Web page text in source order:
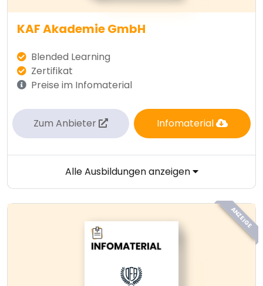
KAF Akademie GmbH
Blended Learning
Zertifikat
Preise im Infomaterial
Zum Anbieter Infomaterial
Alle Ausbildungen anzeigen
ANZEIGE